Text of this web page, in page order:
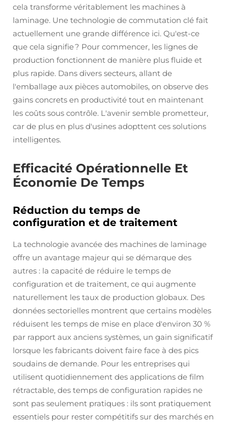
cela transforme véritablement les machines à
laminage. Une technologie de commutation clé fait
actuellement une grande différence ici. Qu'est-ce
que cela signifie ? Pour commencer, les lignes de
production fonctionnent de manière plus fluide et
plus rapide. Dans divers secteurs, allant de
l'emballage aux pièces automobiles, on observe des
gains concrets en productivité tout en maintenant
les coûts sous contrôle. L'avenir semble prometteur,
car de plus en plus d'usines adopttent ces solutions
intelligentes.
Efficacité Opérationnelle Et
Économie De Temps
Réduction du temps de
configuration et de traitement
La technologie avancée des machines de laminage
offre un avantage majeur qui se démarque des
autres : la capacité de réduire le temps de
configuration et de traitement, ce qui augmente
naturellement les taux de production globaux. Des
données sectorielles montrent que certains modèles
réduisent les temps de mise en place d'environ 30 %
par rapport aux anciens systèmes, un gain significatif
lorsque les fabricants doivent faire face à des pics
soudains de demande. Pour les entreprises qui
utilisent quotidiennement des applications de film
rétractable, des temps de configuration rapides ne
sont pas seulement pratiques : ils sont pratiquement
essentiels pour rester compétitifs sur des marchés en